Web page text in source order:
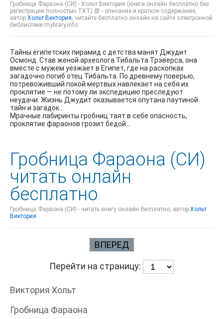
Гробница Фараона (СИ) - Хольт Виктория (книги онлайн бесплатно без
регистрации полностью TXT) 📗 - описание и краткое содержание,
автор Хольт Виктория, читайте бесплатно онлайн на сайте электронной
библиотеки mybrary.info
Тайны египетских пирамид с детства манят Джудит
Осмонд. Став женой археолога Тибальта Трэверса, она
вместе с мужем уезжает в Египет, где на раскопках
загадочно погиб отец Тибальта. По древнему поверью,
потревоживший покой мертвых навлекает на себя их
проклятие — не потому ли экспедицию преследуют
неудачи. Жизнь Джудит оказывается опутана паутиной
тайн и загадок…
Мрачные лабиринты гробниц таят в себе опасность,
проклятие фараонов грозит бедой…
Гробница Фараона (СИ)
читать онлайн
бесплатно
Гробница Фараона (СИ) - читать книгу онлайн бесплатно, автор Хольт
Виктория
ВПЕРЕД
Перейти на страницу:
Виктория Хольт
Гробница Фараона